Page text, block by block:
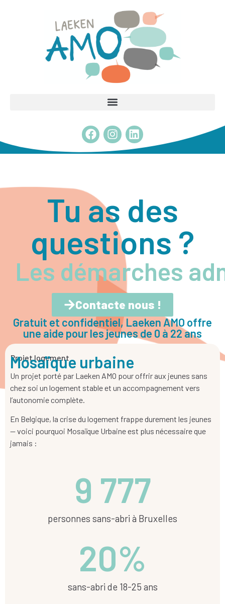
Tu as des
questions ?
Les démarches
Contacte nous !
Gratuit et confidentiel, Laeken AMO offre
une aide pour les jeunes de 0 à 22 ans
Projet logement
Mosaïque urbaine
Un projet porté par Laeken AMO pour offrir aux jeunes sans
chez soi un logement stable et un accompagnement vers
l’autonomie complète.
En Belgique, la crise du logement frappe durement les jeunes
— voici pourquoi Mosaïque Urbaine est plus nécessaire que
jamais :
personnes sans-abri à Bruxelles
9 777
sans-abri de 18-25 ans​
20%